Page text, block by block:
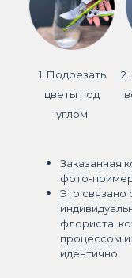
1. Подрезать
цветы под
углом
Заказанная
фото-
Это связано
флориста,
процессом
идентично.